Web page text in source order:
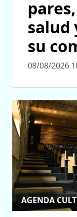
salud
su
08/08/2026
AGENDA